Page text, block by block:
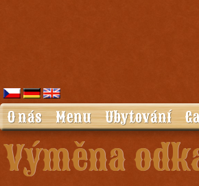
O nás Menu Ubytování
Výměna